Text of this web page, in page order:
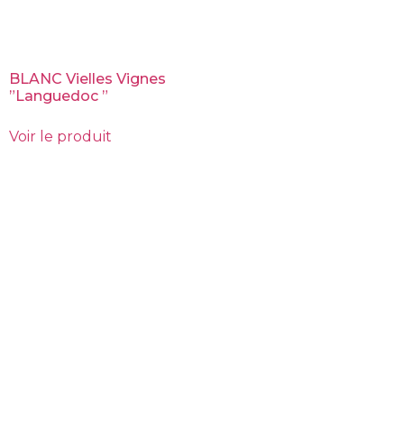
BLANC Vielles Vignes
”Languedoc ”
Voir le produit